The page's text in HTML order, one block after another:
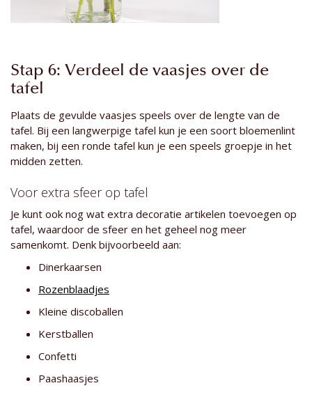
Stap 6: Verdeel de vaasjes over de
tafel
Plaats de gevulde vaasjes speels over de lengte van de
tafel. Bij een langwerpige tafel kun je een soort bloemenlint
maken, bij een ronde tafel kun je een speels groepje in het
midden zetten.
Voor extra sfeer op tafel
Je kunt ook nog wat extra decoratie artikelen toevoegen op
tafel, waardoor de sfeer en het geheel nog meer
samenkomt. Denk bijvoorbeeld aan:
Dinerkaarsen
Rozenblaadjes
Kleine discoballen
Kerstballen
Confetti
Paashaasjes